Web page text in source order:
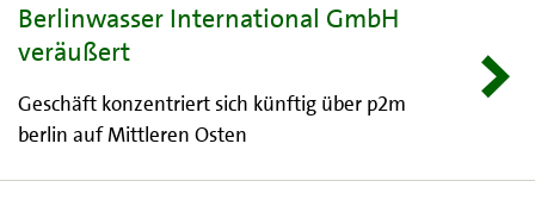
Berlinwasser International GmbH
veräußert
Geschäft konzentriert sich künftig über p2m
berlin auf Mittleren Osten